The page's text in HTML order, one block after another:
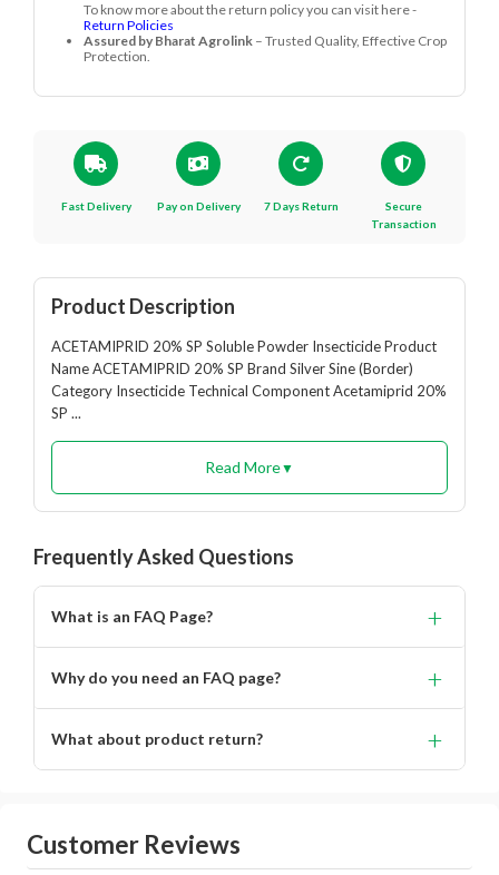
To know more about the return policy you can visit here -
Return Policies
Assured by Bharat Agrolink – Trusted Quality, Effective Crop
Protection.
Fast Delivery Pay on Delivery 7 Days Return
Secure
Transaction
Product Description
ACETAMIPRID 20% SP Soluble Powder Insecticide Product
Name ACETAMIPRID 20% SP Brand Silver Sine (Border)
Category Insecticide Technical Component Acetamiprid 20%
SP ...
Read More▼
Frequently Asked Questions
What is an FAQ Page? +
Why do you need an FAQ page? +
What about product return? +
Customer Reviews